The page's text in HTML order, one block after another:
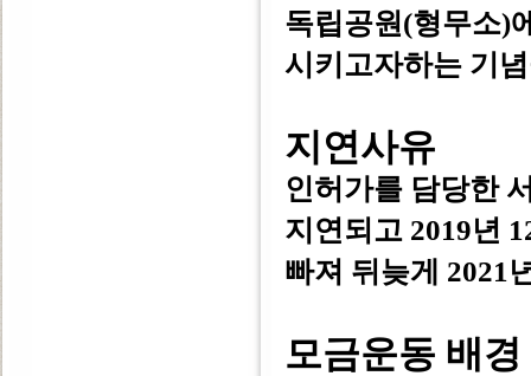
독립공원(형무소)
시키고자하는 기
지연사유
인허가를 담당한
지연되고 2019년
빠져 뒤늦게 2021
모금운동 배경